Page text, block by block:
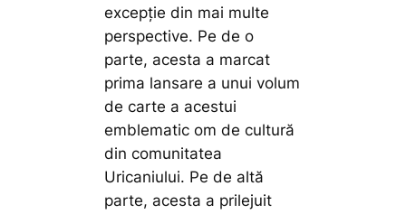
excepție din mai multe
perspective. Pe de o
parte, acesta a marcat
prima lansare a unui volum
de carte a acestui
emblematic om de cultură
din comunitatea
Uricaniului. Pe de altă
parte, acesta a prilejuit